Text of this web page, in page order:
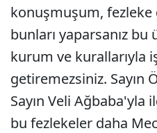
konuşmuşum,
bunları yaparsanız
kurum ve kurallarıyla
getiremezsiniz. Sayın
Sayın Veli Ağbaba'yla
bu fezlekeler daha